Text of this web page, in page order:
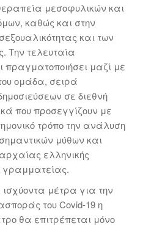
μεσοφυλικών και
καθώς και στην
και των
Την τελευταία
πραγματοποιήσει μαζί με
ομάδα, σειρά
σε διεθνή
που προσεγγίζουν με
τρόπο την ανάλυση
μύθων και
ελληνικής
γραμματείας.
μέτρα για την
του Covid-19 η
θα επιτρέπεται μόνο